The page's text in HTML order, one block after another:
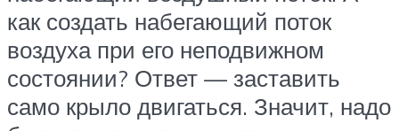
как создать набегающий поток
воздуха при его неподвижном
состоянии? Ответ — заставить
само крыло двигаться. Значит, надо